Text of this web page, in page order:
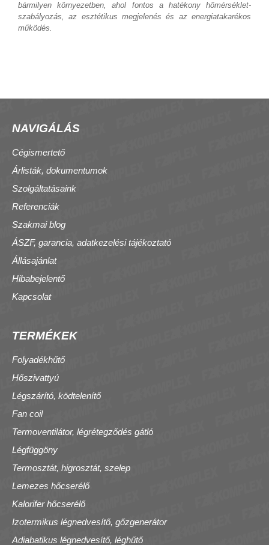
bármilyen környezetben, ahol fontos a hatékony hőmérséklet-
szabályozás, az esztétikus megjelenés és az energiatakarékos
működés.
NAVIGÁLÁS
Cégismertető
Árlisták, dokumentumok
Szolgáltatásaink
Referenciák
Szakmai blog
ÁSZF, garancia, adatkezelési tájékoztató
Állásajánlat
Hibabejelentő
Kapcsolat
TERMÉKEK
Folyadékhűtő
Hőszivattyú
Légszárító, ködtelenítő
Fan coil
Termoventilátor, légrétegződés gátló
Légfüggöny
Termosztát, higrosztát, szelep
Lemezes hőcserélő
Kalorifer hőcserélő
Izotermikus légnedvesítő, gőzgenerátor
Adiabatikus légnedvesítő, léghűtő